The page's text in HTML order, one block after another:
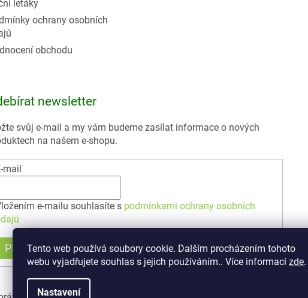
Tento web používá soubory cookie. Dalším procházením tohoto
webu vyjadřujete souhlas s jejich používáním.. Více informací zde.
Nastavení
letáky
ochrany osobních
obchodu
newsletter
svůj e-mail a my vám budeme zasílat informace o nových
na našem e-shopu.
mail
e-mailu souhlasíte s podmínkami ochrany osobních
PŘIHLÁSIT SE